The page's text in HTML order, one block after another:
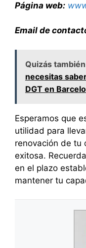
Página web:
Email de
Quizás
necesitas
DGT en
Esperamos que
utilidad para
renovación de tu
exitosa.
en el plazo
mantener tu